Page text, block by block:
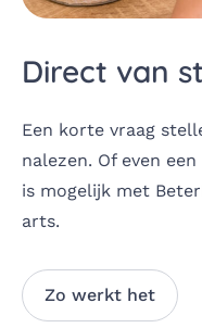
Direct van
Een korte vraag
nalezen. Of even
is mogelijk met
arts.
Zo werkt het